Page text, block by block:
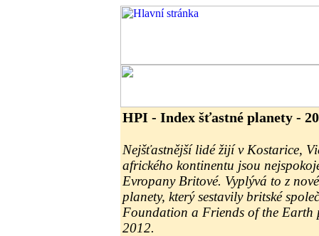
HPI - Index šťastné planety -
Nejšťastnější lidé žijí v Kostarice,
afrického kontinentu jsou
Evropany Britové. Vyplývá to z
planety, který sestavily britské
Foundation a Friends of the Earth
2012.